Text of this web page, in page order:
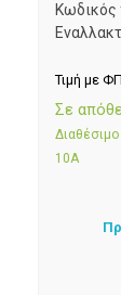
Κωδικός
Τιμή με
Σε
10Α